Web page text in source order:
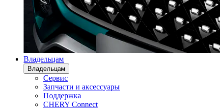
Владельцам
Владельцам
Сервис
Запчасти и аксессуары
Поддержка
CHERY Connect